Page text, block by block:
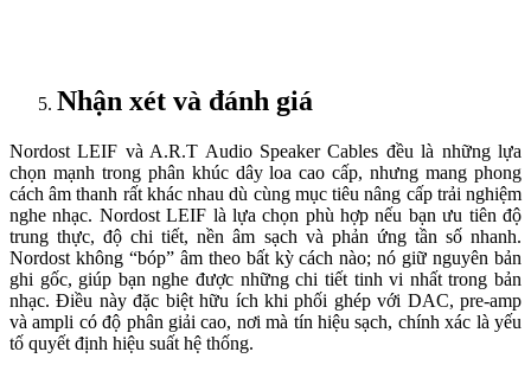
Nhận xét và đánh giá
Nordost LEIF và A.R.T Audio Speaker Cables đều là những lựa
chọn mạnh trong phân khúc dây loa cao cấp, nhưng mang phong
cách âm thanh rất khác nhau dù cùng mục tiêu nâng cấp trải nghiệm
nghe nhạc. Nordost LEIF là lựa chọn phù hợp nếu bạn ưu tiên độ
trung thực, độ chi tiết, nền âm sạch và phản ứng tần số nhanh.
Nordost không “bóp” âm theo bất kỳ cách nào; nó giữ nguyên bản
ghi gốc, giúp bạn nghe được những chi tiết tinh vi nhất trong bản
nhạc. Điều này đặc biệt hữu ích khi phối ghép với DAC, pre-amp
và ampli có độ phân giải cao, nơi mà tín hiệu sạch, chính xác là yếu
tố quyết định hiệu suất hệ thống.